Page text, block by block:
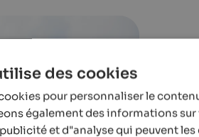
des cookies
pour personnaliser le
également des informations
et d"analyse qui peuvent